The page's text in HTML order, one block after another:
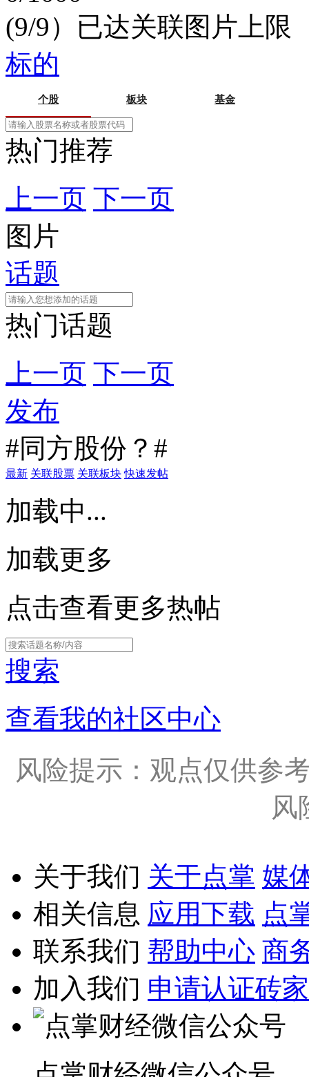
(9/9）已达关联图片上限
标的
个股 板块 基金
热门推荐
上一页 下一页
图片
话题
热门话题
上一页 下一页
发布
#同方股份？#
最新 关联股票 关联板块 快速发帖
加载中...
加载更多
点击查看更多热帖
搜索
查看我的社区中心
风险提示：观点仅供参
风
关于我们 关于点掌 媒
相关信息 应用下载 点
联系我们 帮助中心 商
加入我们 申请认证砖家